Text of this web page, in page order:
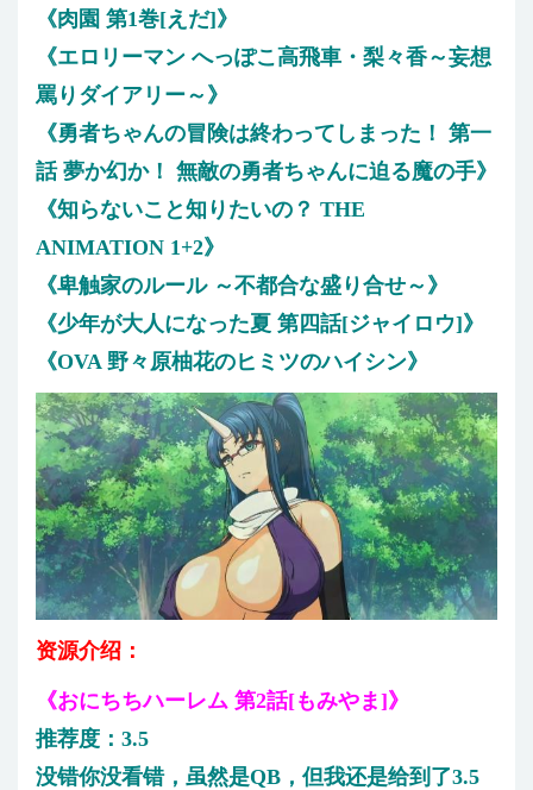
《肉園 第1巻[えだ]》
《エロリーマン へっぽこ高飛車・梨々香～妄想
罵りダイアリー～》
《勇者ちゃんの冒険は終わってしまった！ 第一
話 夢か幻か！ 無敵の勇者ちゃんに迫る魔の手》
《知らないこと知りたいの？ THE
ANIMATION 1+2》
《卑触家のルール ～不都合な盛り合せ～》
《少年が大人になった夏 第四話[ジャイロウ]》
《OVA 野々原柚花のヒミツのハイシン》
资源介绍：
《おにちちハーレム 第2話[もみやま]》
推荐度：3.5
没错你没看错，虽然是QB，但我还是给到了3.5